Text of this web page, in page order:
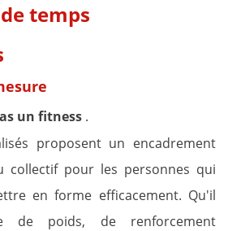
temps
un fitness .
proposent un encadrement
collectif pour les personnes qui
en forme efficacement. Qu'il
de poids, de renforcement